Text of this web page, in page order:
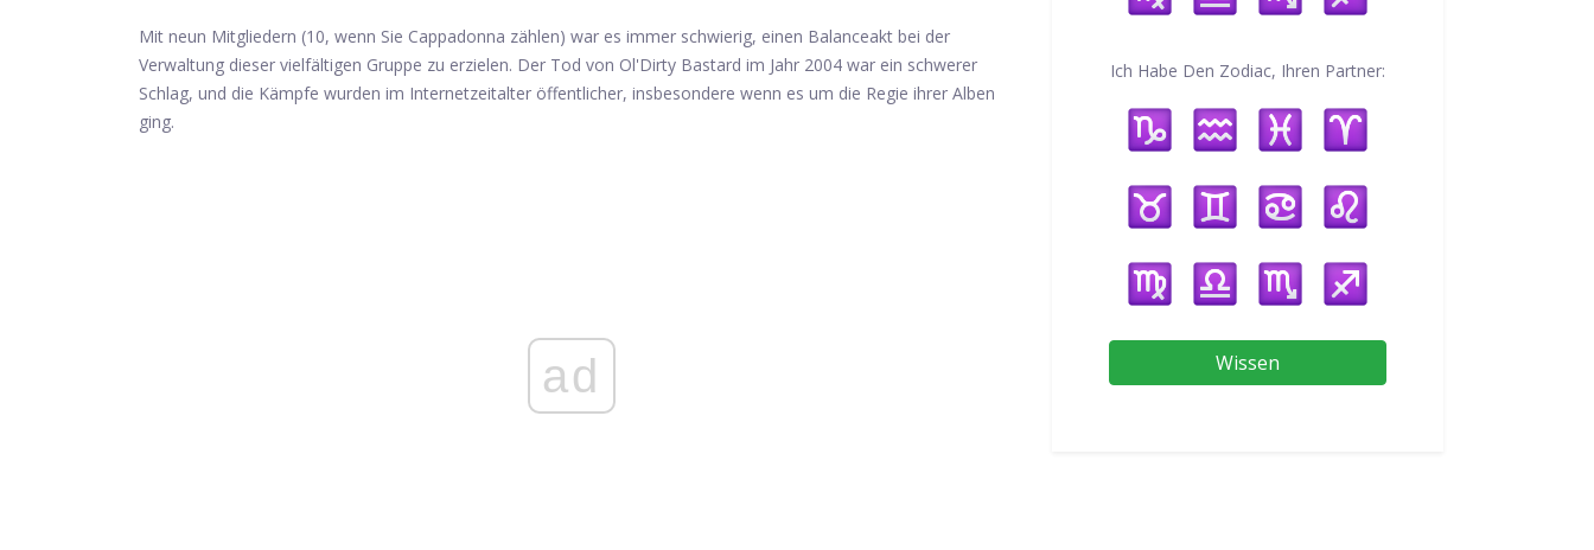
Mit neun Mitgliedern (10, wenn Sie Cappadonna zählen) war es immer schwierig, einen Balanceakt bei der
Verwaltung dieser vielfältigen Gruppe zu erzielen. Der Tod von Ol'Dirty Bastard im Jahr 2004 war ein schwerer
Schlag, und die Kämpfe wurden im Internetzeitalter öffentlicher, insbesondere wenn es um die Regie ihrer Alben
ging.
ad
Ich Habe Den Zodiac, Ihren Partner:
Wissen